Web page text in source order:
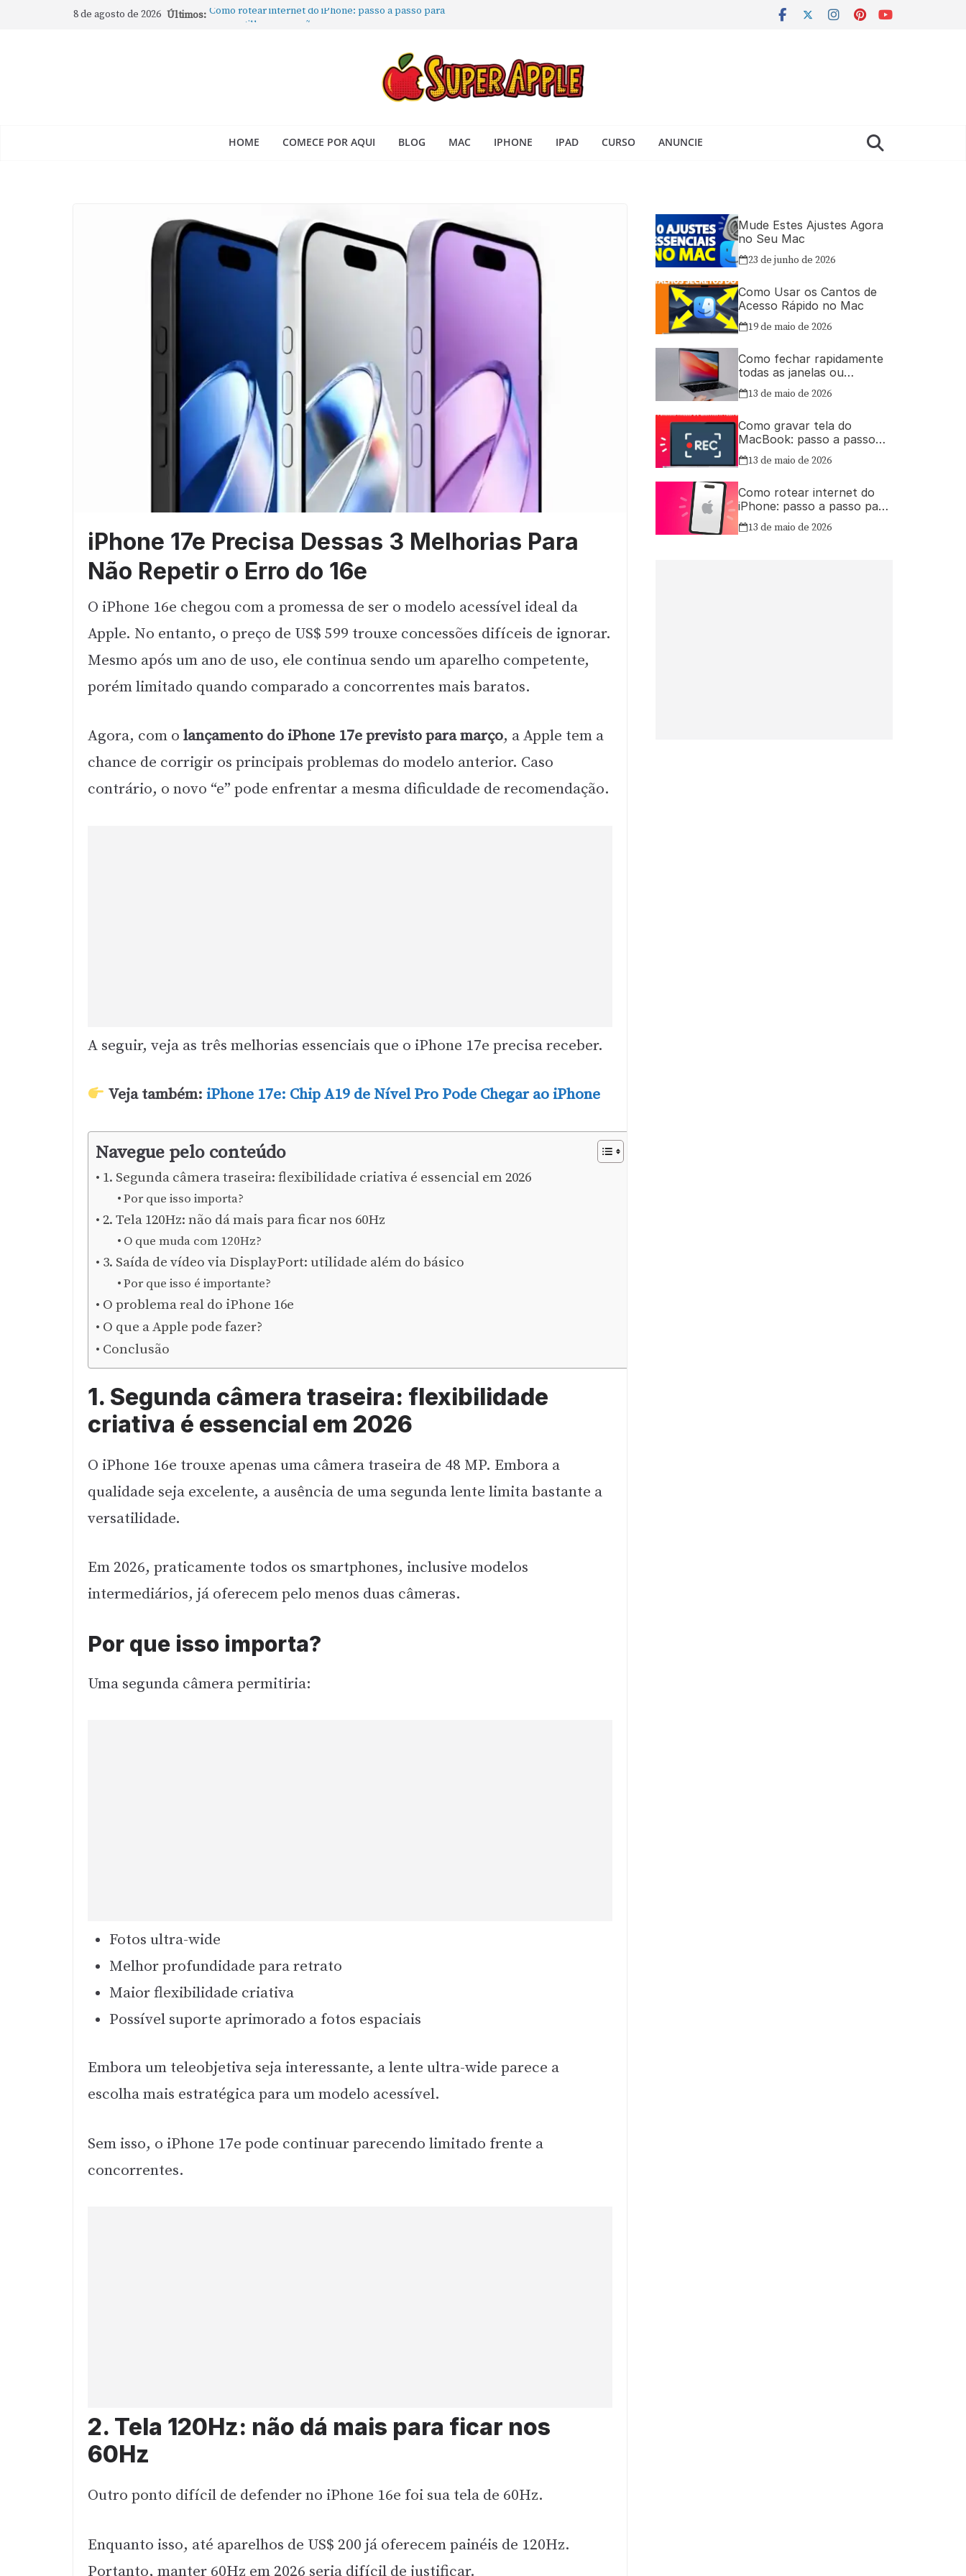
8 de agosto de 2026 Últimos: Como rotear internet do iPhone: passo a passo para
Como Usar os Cantos de Acesso Rápido no Mac
Como fechar rapidamente todas as janelas ou aplicativos
Como gravar tela do MacBook: passo a passo simples
HOME COMECE POR AQUI BLOG MAC IPHONE IPAD CURSO ANUNCIE
iPhone 17e Precisa Dessas 3 Melhorias Para
Não Repetir o Erro do 16e
O iPhone 16e chegou com a promessa de ser o modelo acessível ideal da
Apple. No entanto, o preço de US$ 599 trouxe concessões difíceis de ignorar.
Mesmo após um ano de uso, ele continua sendo um aparelho competente,
porém limitado quando comparado a concorrentes mais baratos.
Agora, com o lançamento do iPhone 17e previsto para março, a Apple tem a
chance de corrigir os principais problemas do modelo anterior. Caso
contrário, o novo “e” pode enfrentar a mesma dificuldade de recomendação.
A seguir, veja as três melhorias essenciais que o iPhone 17e precisa receber.
Veja também: iPhone 17e: Chip A19 de Nível Pro Pode Chegar ao iPhone
Navegue pelo conteúdo
1. Segunda câmera traseira: flexibilidade criativa é essencial em 2026
Por que isso importa?
2. Tela 120Hz: não dá mais para ficar nos 60Hz
O que muda com 120Hz?
3. Saída de vídeo via DisplayPort: utilidade além do básico
Por que isso é importante?
O problema real do iPhone 16e
O que a Apple pode fazer?
Conclusão
1. Segunda câmera traseira: flexibilidade
criativa é essencial em 2026
O iPhone 16e trouxe apenas uma câmera traseira de 48 MP. Embora a
qualidade seja excelente, a ausência de uma segunda lente limita bastante a
versatilidade.
Em 2026, praticamente todos os smartphones, inclusive modelos
intermediários, já oferecem pelo menos duas câmeras.
Por que isso importa?
Uma segunda câmera permitiria:
Fotos ultra-wide
Melhor profundidade para retrato
Maior flexibilidade criativa
Possível suporte aprimorado a fotos espaciais
Embora um teleobjetiva seja interessante, a lente ultra-wide parece a
escolha mais estratégica para um modelo acessível.
Sem isso, o iPhone 17e pode continuar parecendo limitado frente a
concorrentes.
2. Tela 120Hz: não dá mais para ficar nos
60Hz
Outro ponto difícil de defender no iPhone 16e foi sua tela de 60Hz.
Enquanto isso, até aparelhos de US$ 200 já oferecem painéis de 120Hz.
Portanto, manter 60Hz em 2026 seria difícil de justificar.
Mude Estes Ajustes Agora
no Seu Mac
23 de junho de 2026
Como Usar os Cantos de
Acesso Rápido no Mac
19 de maio de 2026
Como fechar rapidamente
todas as janelas ou
aplicativos abertos no Mac
13 de maio de 2026
Como gravar tela do
MacBook: passo a passo
simples
13 de maio de 2026
Como rotear internet do
iPhone: passo a passo para
compartilhar a conexão
13 de maio de 2026